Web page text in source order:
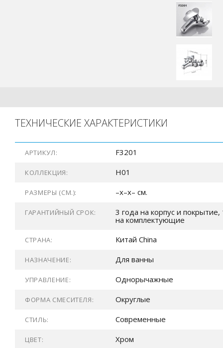
ТЕХНИЧЕСКИЕ ХАРАКТЕРИСТИКИ
АРТИКУЛ: F3201
КОЛЛЕКЦИЯ: H01
РАЗМЕРЫ (СМ.): –x–x– см.
ГАРАНТИЙНЫЙ СРОК:
3 года на корпус и покрытие,
на комплектующие
СТРАНА: Китай China
НАЗНАЧЕНИЕ: Для ванны
УПРАВЛЕНИЕ: Однорычажные
ФОРМА СМЕСИТЕЛЯ: Округлые
СТИЛЬ: Современные
ЦВЕТ: Хром